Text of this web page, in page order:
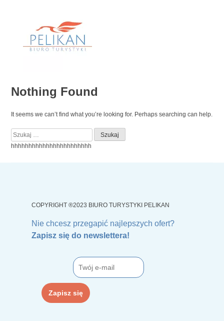
Nothing Found
It seems we can’t find what you’re looking for. Perhaps searching can help.
Szukaj:
hhhhhhhhhhhhhhhhhhhhhhh
Nie chcesz przegapić najlepszych ofert?
Zapisz się do newslettera!
COPYRIGHT ®2023 BIURO TURYSTYKI PELIKAN